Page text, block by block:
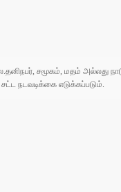
சமூகம், மதம் அல்லது
நடவடிக்கை எடுக்கப்படும்.